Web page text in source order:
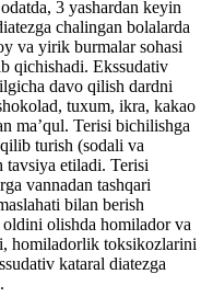
3 yashardan keyin
chalingan bolalarda
va yirik burmalar sohasi
qichishadi. Ekssudativ
davo qilish dardni
tuxum, ikra, kakao
ma’qul. Terisi bichilishga
turish (sodali va
tavsiya etiladi. Terisi
vannadan tashqari
bilan berish
olishda homilador va
homiladorlik toksikozlarini
kataral diatezga